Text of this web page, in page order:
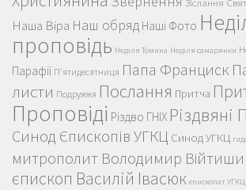
Наша Віра Наш обряд Наші Фото
проповідь Неділя Томина Неділя самарянки
Парафії П'ятидесятниця Папа Франциск
листи Подружжя Послання Притча
Проповіді Різдво ГНІХ Різдвяні
Синод Єпископів УГКЦ Синод УГКЦ
митрополит Володимир
єпископ Василій Івасюк єпископат УГКЦ